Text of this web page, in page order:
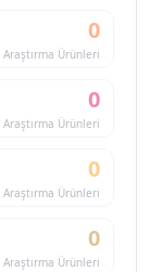
0
Araştırma Ürünleri
0
Araştırma Ürünleri
0
Araştırma Ürünleri
0
Araştırma Ürünleri